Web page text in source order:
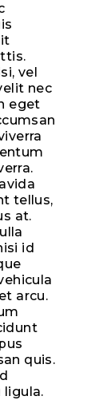
vel
nec
eget
tellus,
at.
id
arcu.
quis.
ligula.